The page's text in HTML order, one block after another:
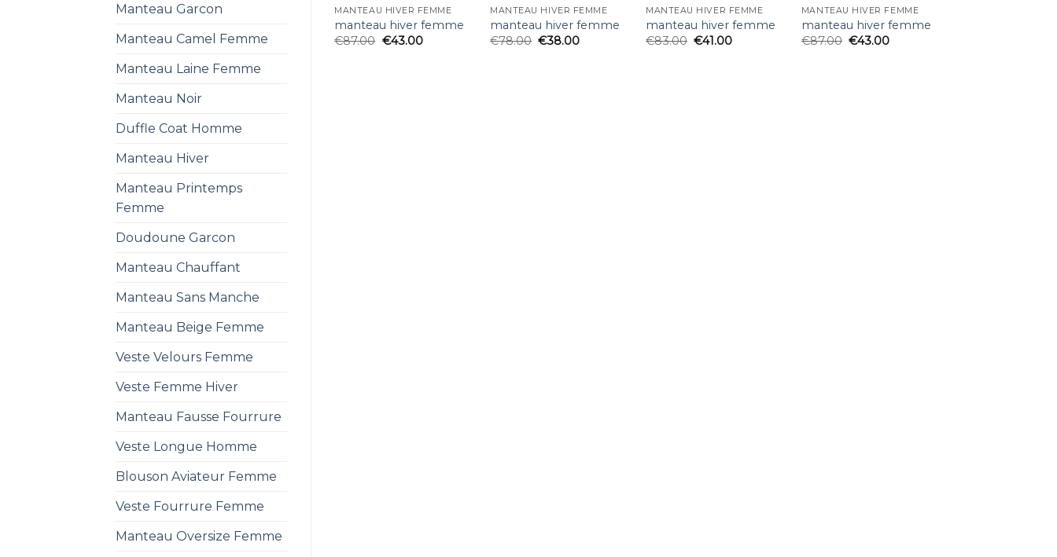
Manteau Garcon
Manteau Camel Femme
Manteau Laine Femme
Manteau Noir
Duffle Coat Homme
Manteau Hiver
Manteau Printemps
Femme
Doudoune Garcon
Manteau Chauffant
Manteau Sans Manche
Manteau Beige Femme
Veste Velours Femme
Veste Femme Hiver
Manteau Fausse Fourrure
Veste Longue Homme
Blouson Aviateur Femme
Veste Fourrure Femme
Manteau Oversize Femme
MANTEAU HIVER FEMME
manteau hiver femme
€87.00 €43.00
MANTEAU HIVER FEMME
manteau hiver femme
€78.00 €38.00
MANTEAU HIVER FEMME
manteau hiver femme
€83.00 €41.00
MANTEAU HIVER FEMME
manteau hiver femme
€87.00 €43.00